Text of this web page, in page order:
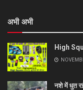
अभी अभी
High
नशे में धुत